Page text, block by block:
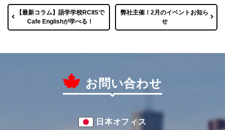
【最新コラム】語学学校RCIISで
Cafe Englishが学べる！
弊社主催！2月のイベントお知ら
せ
お問い合わせ
日本オフィス